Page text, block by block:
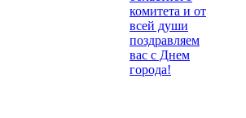
комитета и от
всей души
поздравляем
вас с Днем
города!